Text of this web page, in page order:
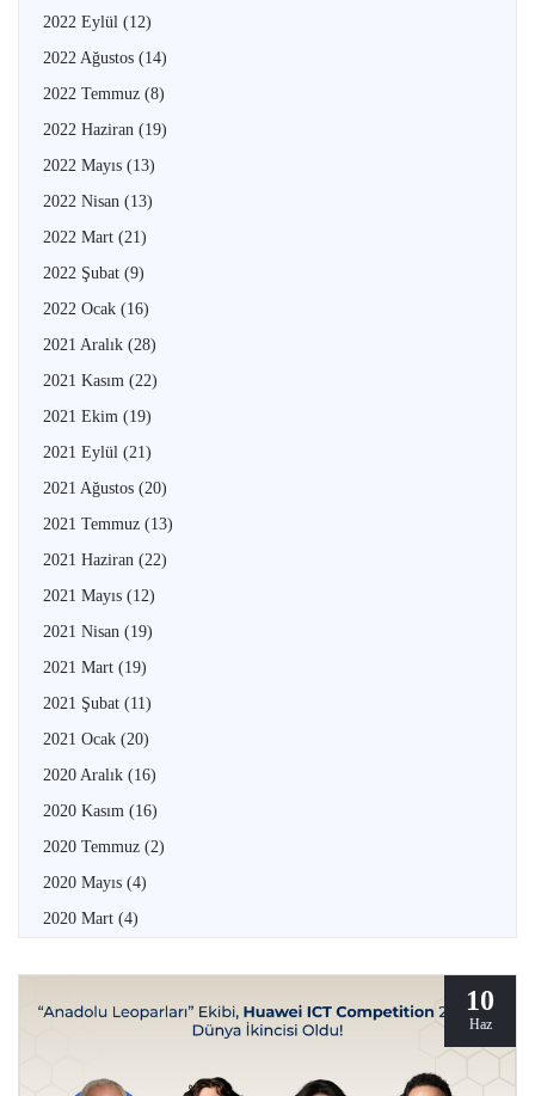
2022 Eylül (12)
2022 Ağustos (14)
2022 Temmuz (8)
2022 Haziran (19)
2022 Mayıs (13)
2022 Nisan (13)
2022 Mart (21)
2022 Şubat (9)
2022 Ocak (16)
2021 Aralık (28)
2021 Kasım (22)
2021 Ekim (19)
2021 Eylül (21)
2021 Ağustos (20)
2021 Temmuz (13)
2021 Haziran (22)
2021 Mayıs (12)
2021 Nisan (19)
2021 Mart (19)
2021 Şubat (11)
2021 Ocak (20)
2020 Aralık (16)
2020 Kasım (16)
2020 Temmuz (2)
2020 Mayıs (4)
2020 Mart (4)
10
Haz